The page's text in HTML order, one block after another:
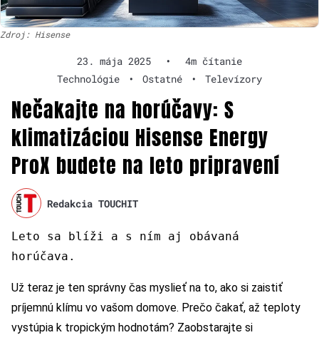
Zdroj: Hisense
23. mája 2025 •
4m čítanie
Technológie
• Ostatné • Televízory
Nečakajte na horúčavy: S
klimatizáciou Hisense Energy
ProX budete na leto pripravení
Redakcia TOUCHIT
Leto sa blíži a s ním aj obávaná
horúčava.
Už teraz je ten správny čas myslieť na to, ako si zaistiť
príjemnú klímu vo vašom domove. Prečo čakať, až teploty
vystúpia k tropickým hodnotám? Zaobstarajte si